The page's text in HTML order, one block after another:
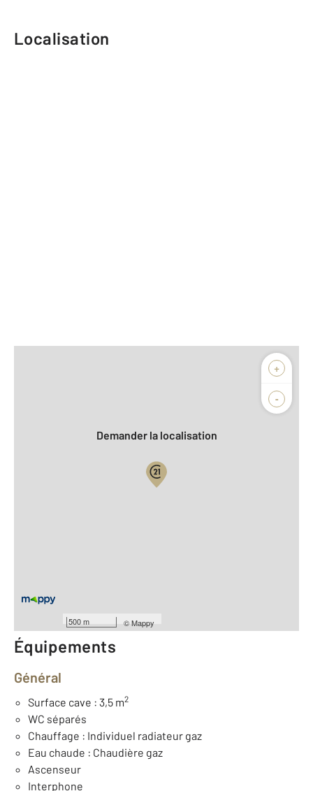
Localisation
+
-
500 m ©Mappy
Biens vendus
Demander la localisation
Année construction : 1970
Équipements
Général
Surface cave : 3,5 m2
WC séparés
Chauffage : Individuel radiateur gaz
Eau chaude : Chaudière gaz
Ascenseur
Interphone